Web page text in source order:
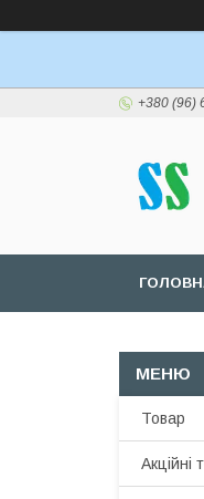
+380 (96)
Товар
Акційні